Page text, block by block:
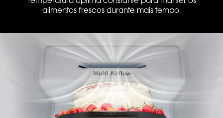
alimentos frescos durante mais tempo.